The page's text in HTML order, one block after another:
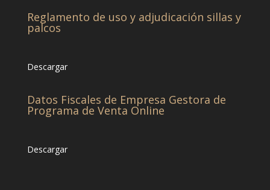
Reglamento de uso y adjudicación sillas y
palcos
Descargar
Datos Fiscales de Empresa Gestora de
Programa de Venta Online
Descargar